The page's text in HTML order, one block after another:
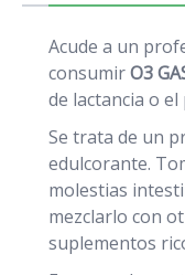
Acude a un
consumirO3
de lactancia o
Se trata de un
edulcorante.
molestias
mezclarlo con
suplementos